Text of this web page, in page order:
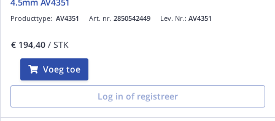
Art. nr. 2850542449
Producttype: AV4351 Lev. Nr.: AV4351
€ 194,40 / STK
Voeg toe
Log in of registreer